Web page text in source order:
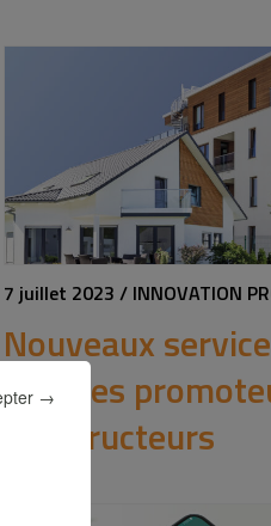
7 juillet 2023 / INNOVATION
Nouveaux
pour les
constructeurs
→